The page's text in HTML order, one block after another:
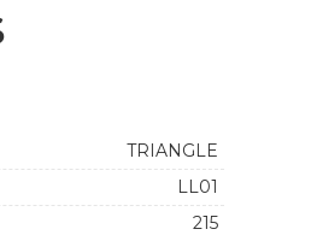
TRIANGLE
LL01
215